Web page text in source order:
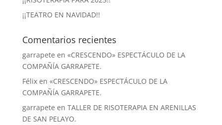
¡¡TEATRO EN NAVIDAD!!
Comentarios recientes
garrapete en «CRESCENDO» ESPECTÁCULO DE LA
COMPAÑÍA GARRAPETE.
Félixen «CRESCENDO» ESPECTÁCULO DE LA
COMPAÑÍA GARRAPETE.
garrapete en TALLER DE RISOTERAPIA EN ARENILLAS
DE SAN PELAYO.